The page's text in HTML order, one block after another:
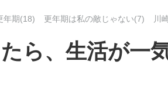
年期(18) 更年期は私の敵じゃない(7) 川
ら、生活が一